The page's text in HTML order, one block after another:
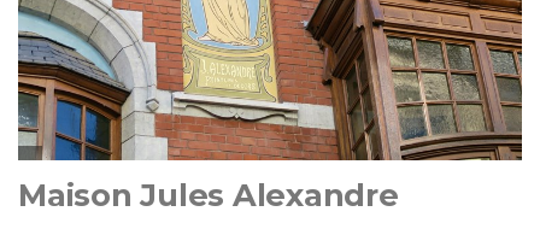
Maison Jules Alexandre